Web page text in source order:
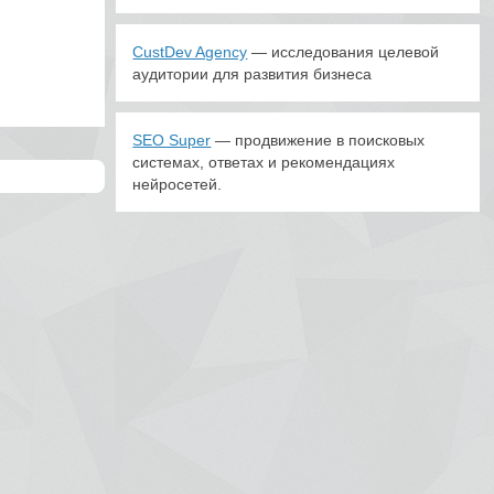
CustDev Agency — исследования целевой
аудитории для развития бизнеса
SEO Super — продвижение в поисковых
системах, ответах и рекомендациях
нейросетей.